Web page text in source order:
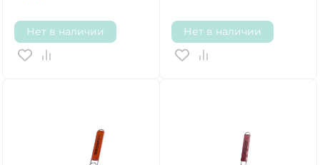
Нет в наличии Нет в наличии